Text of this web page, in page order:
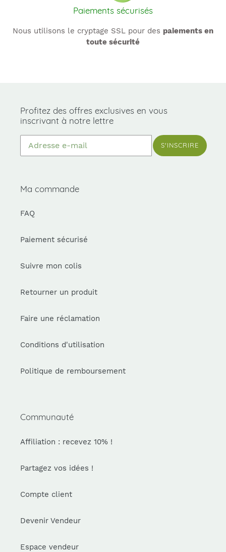
Paiements sécurisés
Nous utilisons le cryptage SSL pour des paiements en
toute sécurité
Profitez des offres exclusives en vous
inscrivant à notre lettre
S'INSCRIRE
Ma commande
FAQ
Paiement sécurisé
Suivre mon colis
Retourner un produit
Faire une réclamation
Conditions d'utilisation
Politique de remboursement
Communauté
Affiliation : recevez 10% !
Partagez vos idées !
Compte client
Devenir Vendeur
Espace vendeur